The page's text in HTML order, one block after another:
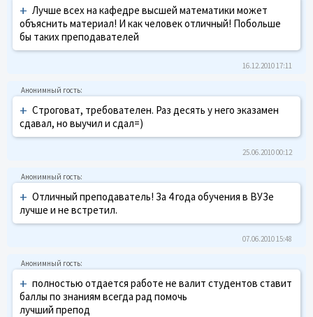
+ Лучше всех на кафедре высшей математики может
объяснить материал! И как человек отличный! Побольше
бы таких преподавателей
16.12.2010 17:11
+ Строговат, требователен. Раз десять у него эказамен
сдавал, но выучил и сдал=)
25.06.2010 00:12
+ Отличный преподаватель! За 4 года обучения в ВУЗе
лучше и не встретил.
07.06.2010 15:48
+ полностью отдается работе не валит студентов ставит
баллы по знаниям всегда рад помочь
лучший препод